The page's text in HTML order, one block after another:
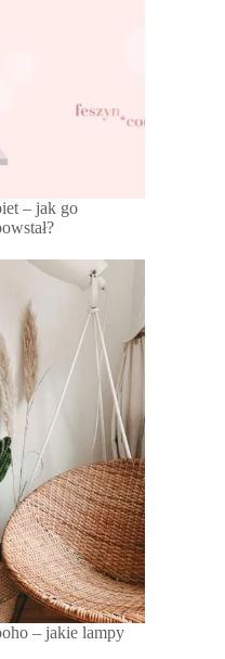
– jak go
– jakie lampy